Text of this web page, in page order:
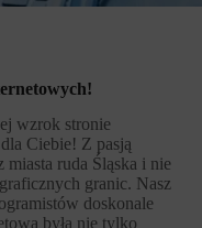
wzrok stronie
dla Ciebie! Z pasją
ruda Śląska i nie
granic. Nasz
doskonale
była nie tylko